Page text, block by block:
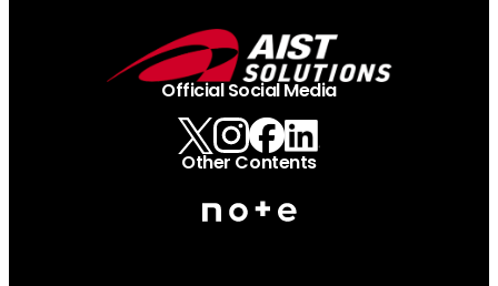
Official Social Media
Other Contents